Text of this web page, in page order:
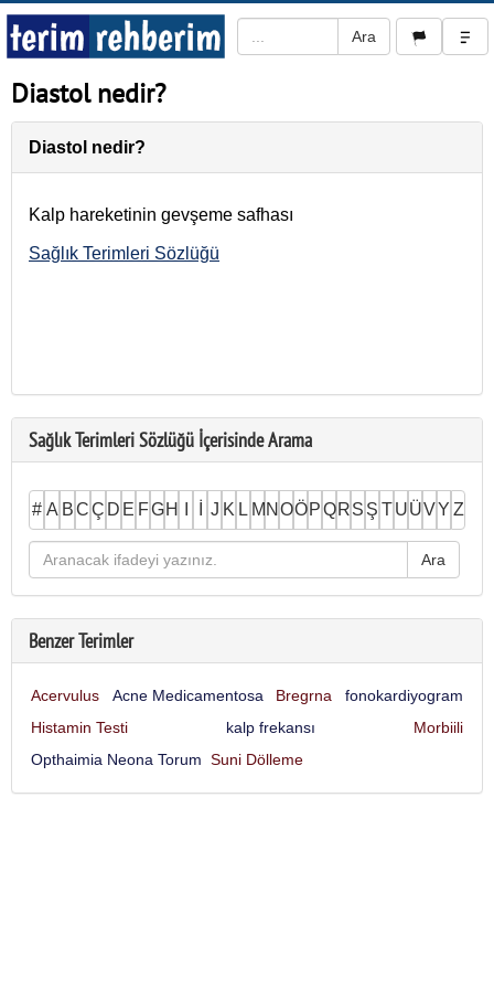
Diastol nedir?
Diastol nedir?
Kalp hareketinin gevşeme safhası
Sağlık Terimleri Sözlüğü
Sağlık Terimleri Sözlüğü İçerisinde Arama
# A BCÇ D E FGH J K L M N OÖPQRS Ş T UÜVY Z
Benzer Terimler
Acervulus Acne Medicamentosa Bregrna
fonokardiyogram
Histamin Testi
kalp frekansı
Morbiili
Opthaimia Neona Torum Suni Dölleme